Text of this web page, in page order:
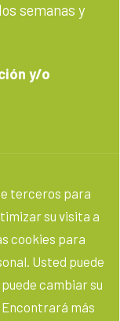
semanas y
y/o
terceros para
su visita a
cookies para
Usted puede
cambiar su
más